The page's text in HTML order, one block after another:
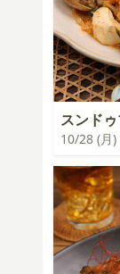
スンド
10/28 (月